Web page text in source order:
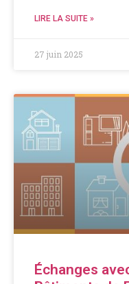
LIRE LA SUITE »
27 juin 2025
Échanges